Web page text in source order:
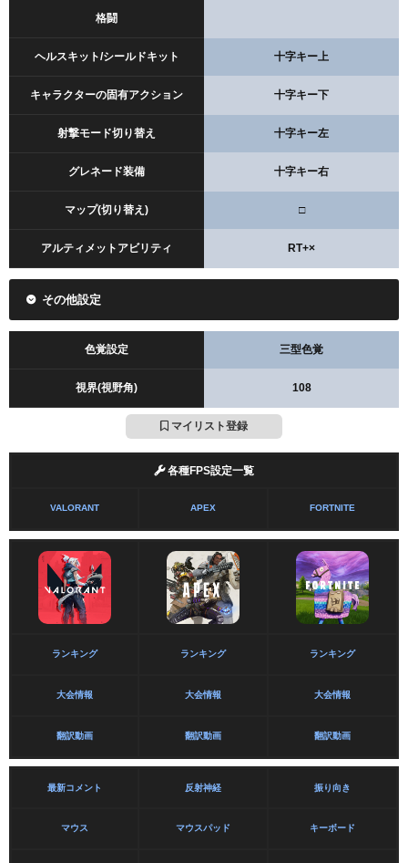
格闘
ヘルスキット/シールドキット 十字キー上
キャラクターの固有アクション 十字キー下
射撃モード切り替え 十字キー左
グレネード装備 十字キー右
マップ(切り替え) □
アルティメットアビリティ RT+×
その他設定
色覚設定 三型色覚
視界(視野角) 108
マイリスト登録
各種FPS設定一覧
VALORANT APEX FORTNITE
ランキング ランキング ランキング
大会情報 大会情報 大会情報
翻訳動画 翻訳動画 翻訳動画
最新コメント 反射神経 振り向き
マウス マウスパッド キーボード